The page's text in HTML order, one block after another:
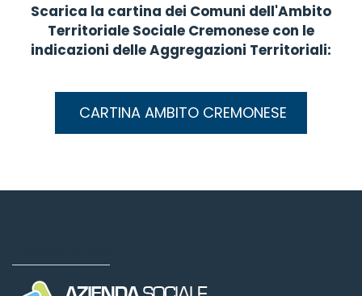
Scarica la cartina dei Comuni dell'Ambito
Territoriale Sociale Cremonese con le
indicazioni delle Aggregazioni Territoriali:
CARTINA AMBITO CREMONESE